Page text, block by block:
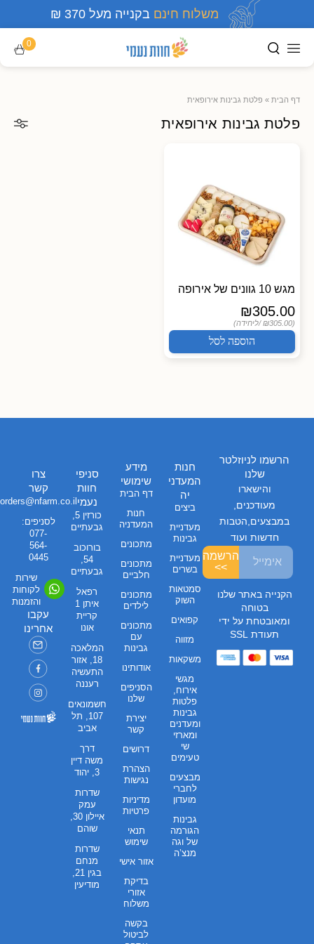
משלוח חינם בקנייה מעל 370 ₪
0
דף הבית » פלטת גבינות אירופאית
פלטת גבינות אירופאית
מגש 10 גוונים של אירופה
₪305.00
(₪305.00 / ליחידה)
הוספה לסל
חנות
המעדני
יה
ביצים
מעדניית
גבינות
מעדניית
בשרים
סמטאות
השוק
קפואים
מזווה
משקאות
מגשי
אירוח,
פלטות
גבינות
ומעדנים
ומארזי
שי
טעימים
מבצעים
לחברי
מועדון
גבינות
הגורמה
של וגה
מנצ’ה
מידע
שימושי
דף הבית
חנות
המעדניה
מתכונים
מתכונים
חלביים
מתכונים
לילדים
מתכונים
עם
גבינות
אודותינו
הסניפים
שלנו
יצירת
קשר
דרושים
הצהרת
נגישות
מדיניות
פרטיות
תנאי
שימוש
אזור אישי
בדיקת
אזורי
משלוח
בקשה
לביטול
סניפי
חוות
נעמי
כורזין 5,
גבעתיים
בורוכוב
54,
גבעתיים
רפאל
איתן 1
קריית
אונו
המלאכה
18, אזור
התעשיה
רעננה
חשמונאים
107, תל
אביב
דרך
משה דיין
3, יהוד
שדרות
עמק
שוהם
שדרות
מנחם
מודיעין
צרו
קשר
orders@nfarm.co.il
לסניפים:
077-
564-
0445
שירות
לקוחות
והזמנות
עקבו
אחרינו
הרשמו לניוזלטר
שלנו
והישארו
מעודכנים,
במבצעים,הטבות
חדשות ועוד
הרשמה
>>
הקנייה באתר שלנו
בטוחה
ומאובטחת על ידי
תעודת SSL